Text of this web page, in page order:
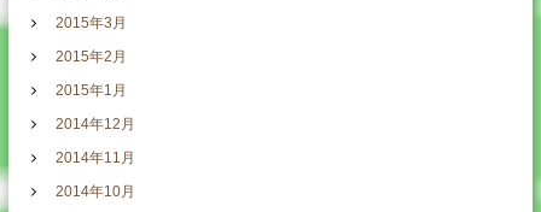
2015年3月
2015年2月
2015年1月
2014年12月
2014年11月
2014年10月